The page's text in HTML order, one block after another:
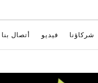
شركاؤنا فيديو أتصال بنا